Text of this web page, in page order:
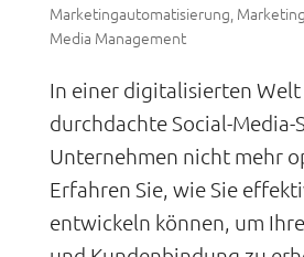
Marketingautomatisierung
Media Management
In einer digitalisierten
durchdachte Social-
Unternehmen nicht mehr
Erfahren Sie, wie Sie
entwickeln können, um